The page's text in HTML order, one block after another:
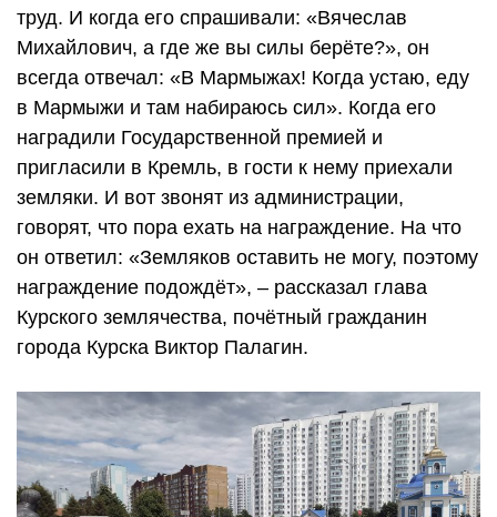
труд. И когда его спрашивали: «Вячеслав
Михайлович, а где же вы силы берёте?», он
всегда отвечал: «В Мармыжах! Когда устаю, еду
в Мармыжи и там набираюсь сил». Когда его
наградили Государственной премией и
пригласили в Кремль, в гости к нему приехали
земляки. И вот звонят из администрации,
говорят, что пора ехать на награждение. На что
он ответил: «Земляков оставить не могу, поэтому
награждение подождёт», – рассказал глава
Курского землячества, почётный гражданин
города Курска Виктор Палагин.